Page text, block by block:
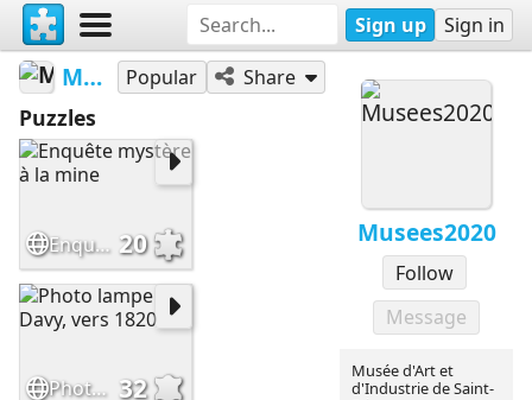
Sign up Sign in
Musees2020
Follow
Message
Musée d'Art et
d'Industrie de Saint-
Musees2020 Popular Share
Puzzles
Enquête mystère à la mine 20
Photo lampe Davy, vers 1820 32